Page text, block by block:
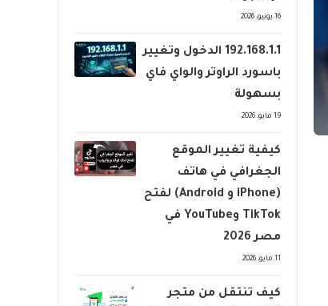
16 يونيو، 2026
192.168.1.1 الدخول وتغيير
باسورد الراوتر والواي فاي
بسهولة
19 مايو، 2026
كيفية تغيير الموقع
الجغرافي في هاتف
(iPhone و Android) لفتح
TikTok وYouTube في
مصر 2026
11 مايو، 2026
كيف تنتقل من متجر